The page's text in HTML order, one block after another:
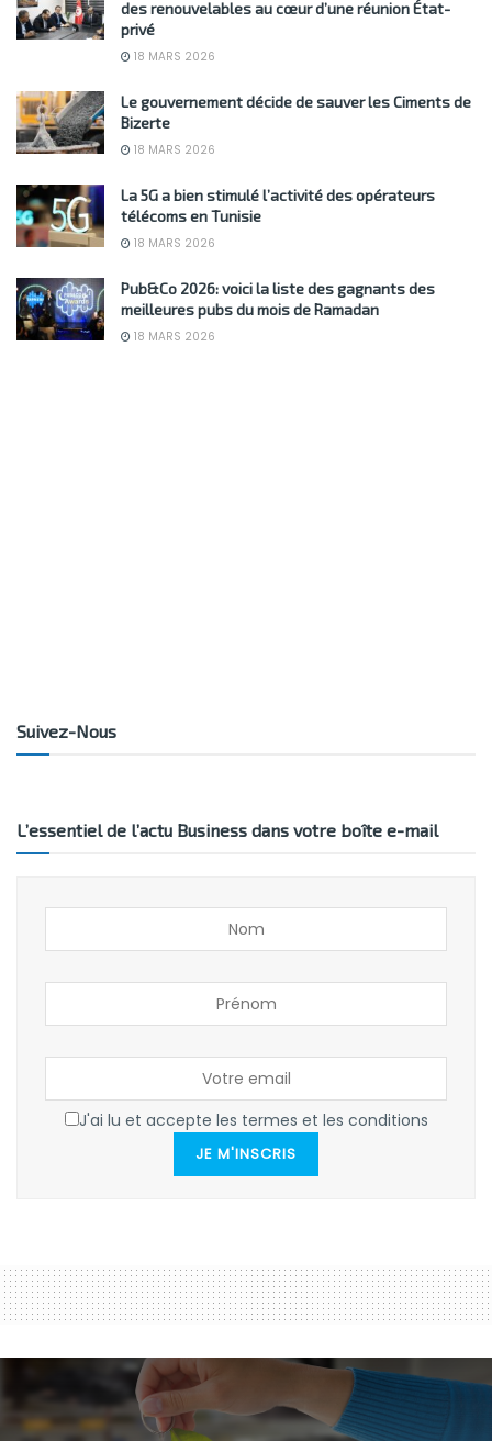
des renouvelables au cœur d’une réunion État-
privé
18 MARS 2026
Le gouvernement décide de sauver les Ciments de
Bizerte
18 MARS 2026
La 5G a bien stimulé l’activité des opérateurs
télécoms en Tunisie
18 MARS 2026
Pub&Co 2026: voici la liste des gagnants des
meilleures pubs du mois de Ramadan
18 MARS 2026
Suivez-Nous
L’essentiel de l’actu Business dans votre boîte e-mail
J'ai lu et accepte les termes et les conditions
JE M'INSCRIS